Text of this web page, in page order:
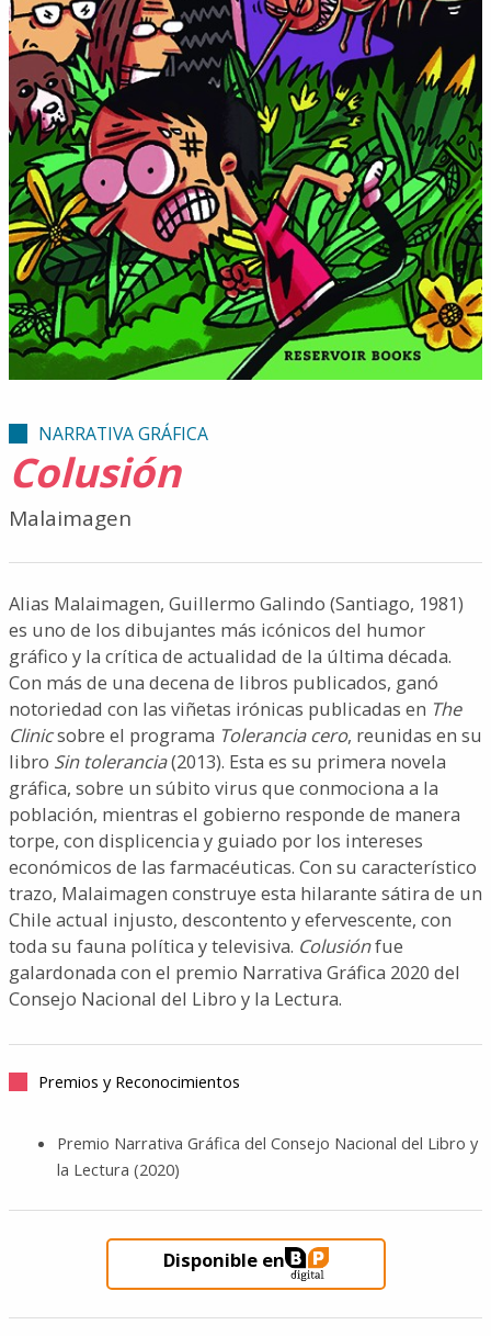
NARRATIVA GRÁFICA
Colusión
Malaimagen
Alias Malaimagen, Guillermo Galindo (Santiago, 1981)
es uno de los dibujantes más icónicos del humor
gráfico y la crítica de actualidad de la última década.
Con más de una decena de libros publicados, ganó
notoriedad con las viñetas irónicas publicadas en The
Clinicsobre el programa Tolerancia cero, reunidas en su
libro Sin tolerancia(2013). Esta es su primera novela
gráfica, sobre un súbito virus que conmociona a la
población, mientras el gobierno responde de manera
torpe, con displicencia y guiado por los intereses
económicos de las farmacéuticas. Con su característico
trazo, Malaimagen construye esta hilarante sátira de un
Chile actual injusto, descontento y efervescente, con
toda su fauna política y televisiva. Colusiónfue
galardonada con el premio Narrativa Gráfica 2020 del
Consejo Nacional del Libro y la Lectura.
Premios y Reconocimientos
Premio Narrativa Gráfica del Consejo Nacional del Libro y
la Lectura (2020)
Disponible en